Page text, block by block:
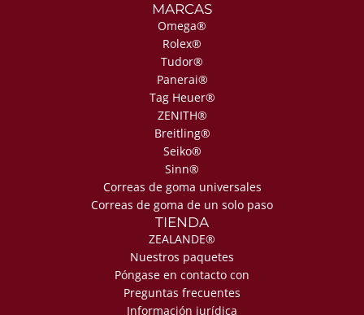
MARCAS
Omega®
Rolex®
Tudor®
Panerai®
Tag Heuer®
ZENITH®
Breitling®
Seiko®
Sinn®
Correas de goma universales
Correas de goma de un solo paso
TIENDA
ZEALANDE®
Nuestros paquetes
Póngase en contacto con
Preguntas frecuentes
Información jurídica